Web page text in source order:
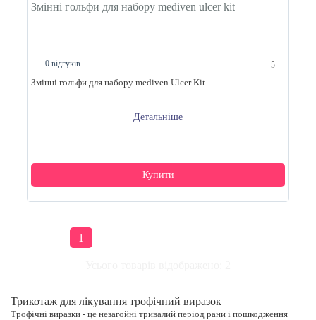
Змінні гольфи для набору mediven ulcer kit
0 відгуків 5
Змінні гольфи для набору mediven Ulcer Kit
Детальніше
Купити
1
Трикотаж для лікування трофічний виразок
Трофічні виразки - це незагойні тривалий період рани і пошкодження